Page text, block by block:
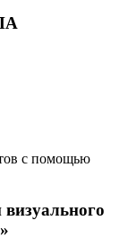
с помощью